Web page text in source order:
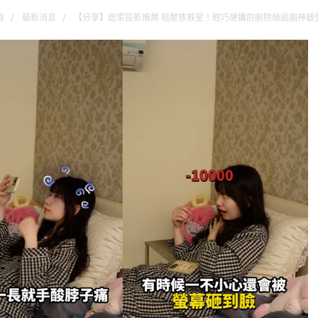
最新消息 【分享】居家投影推薦 租屋族救星！輕巧便攜的劇院級追劇神器